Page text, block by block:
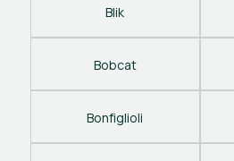
Blik
Bobcat
Bonfiglioli